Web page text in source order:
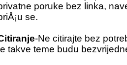
poruke bez linka,
se.
-Ne citirajte bez
takve teme budu